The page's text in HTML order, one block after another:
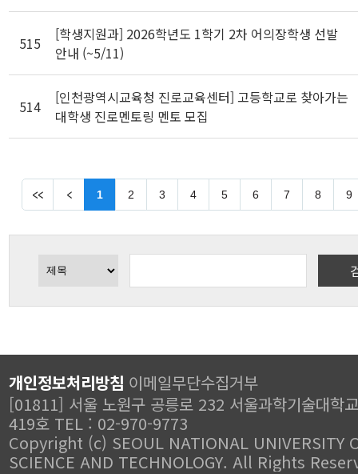
515
[학생지원과] 2026학년도 1학기 2차 어의장학생 선발
안내 (~5/11)
514
[인천광역시교육청 진로교육센터] 고등학교로 찾아가는
대학생 진로멘토링 멘토 모집
1 2 3 4 5 6 7 8 9
개인정보처리방침 이메일무단수집거부
[01811] 서울 노원구 공릉로 232 서울과학기술대학
419호 TEL : 02-970-9773
Copyright (c) SEOUL NATIONAL UNIVERSITY
SCIENCE AND TECHNOLOGY. All Rights